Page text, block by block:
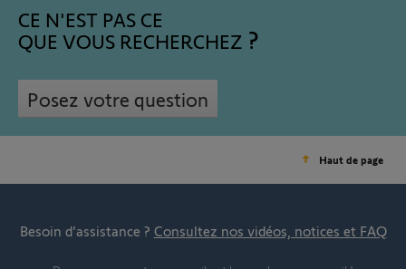
CE N'EST PAS CE
QUE VOUS RECHERCHEZ
Posez votre question
Haut de page
Besoin d’assistance ? Consultez nos vidéos, notices et FAQ